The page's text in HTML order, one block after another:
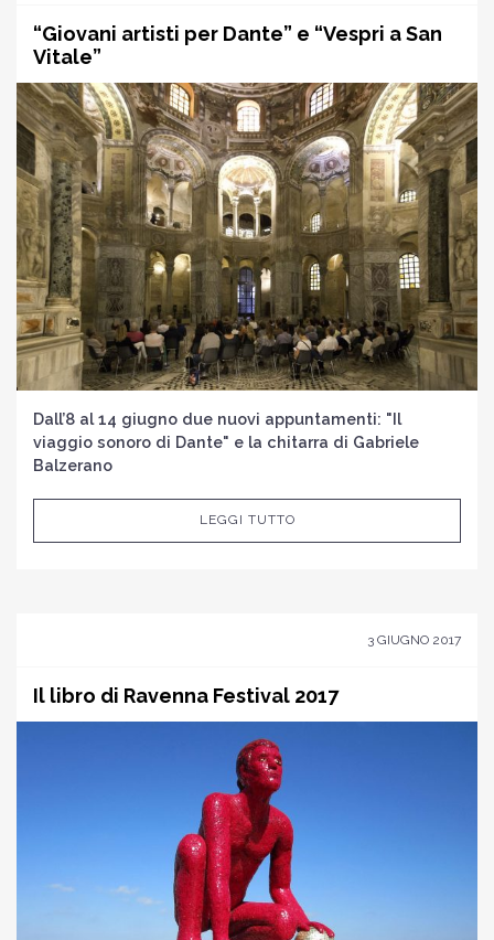
“Giovani artisti per Dante” e “Vespri a San
Vitale”
Dall’8 al 14 giugno due nuovi appuntamenti: "Il
viaggio sonoro di Dante" e la chitarra di Gabriele
Balzerano
LEGGI TUTTO
3 GIUGNO 2017
Il libro di Ravenna Festival 2017